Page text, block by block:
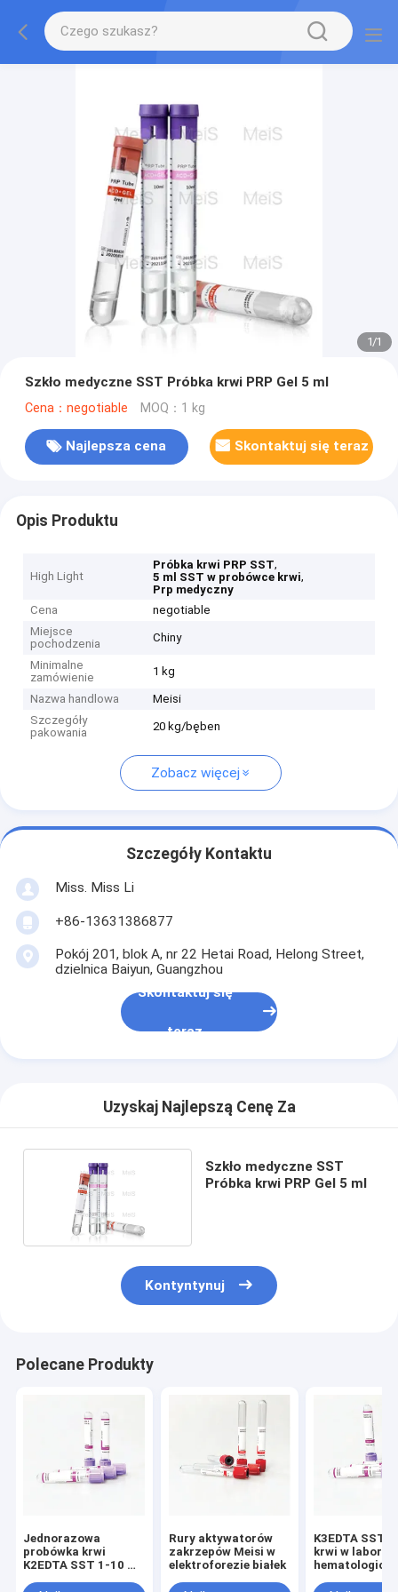
1/1
Szkło medyczne SST Próbka krwi PRP Gel 5 ml
Cena：negotiable MOQ：1 kg
Najlepsza cena Skontaktuj się teraz
Opis Produktu
High Light
Próbka krwi PRP SST,
5 ml SST w probówce krwi,
Prp medyczny
Cena
negotiable
Miejsce
pochodzenia
Chiny
Minimalne
zamówienie
1 kg
Nazwa handlowa
Meisi
Szczegóły
pakowania
20 kg/bęben
Zobacz więcej
Szczegóły Kontaktu
Miss. Miss Li
+86-13631386877
Pokój 201, blok A, nr 22 Hetai Road, Helong Street,
dzielnica Baiyun, Guangzhou
Skontaktuj się
teraz
Uzyskaj Najlepszą Cenę Za
Szkło medyczne SST
Próbka krwi PRP Gel 5 ml
Kontyntynuj
Polecane Produkty
Jednorazowa
probówka krwi
K2EDTA SST 1-10 ml
Rury aktywatorów
zakrzepów Meisi w
elektroforezie białek
K3EDTA SST
krwi w